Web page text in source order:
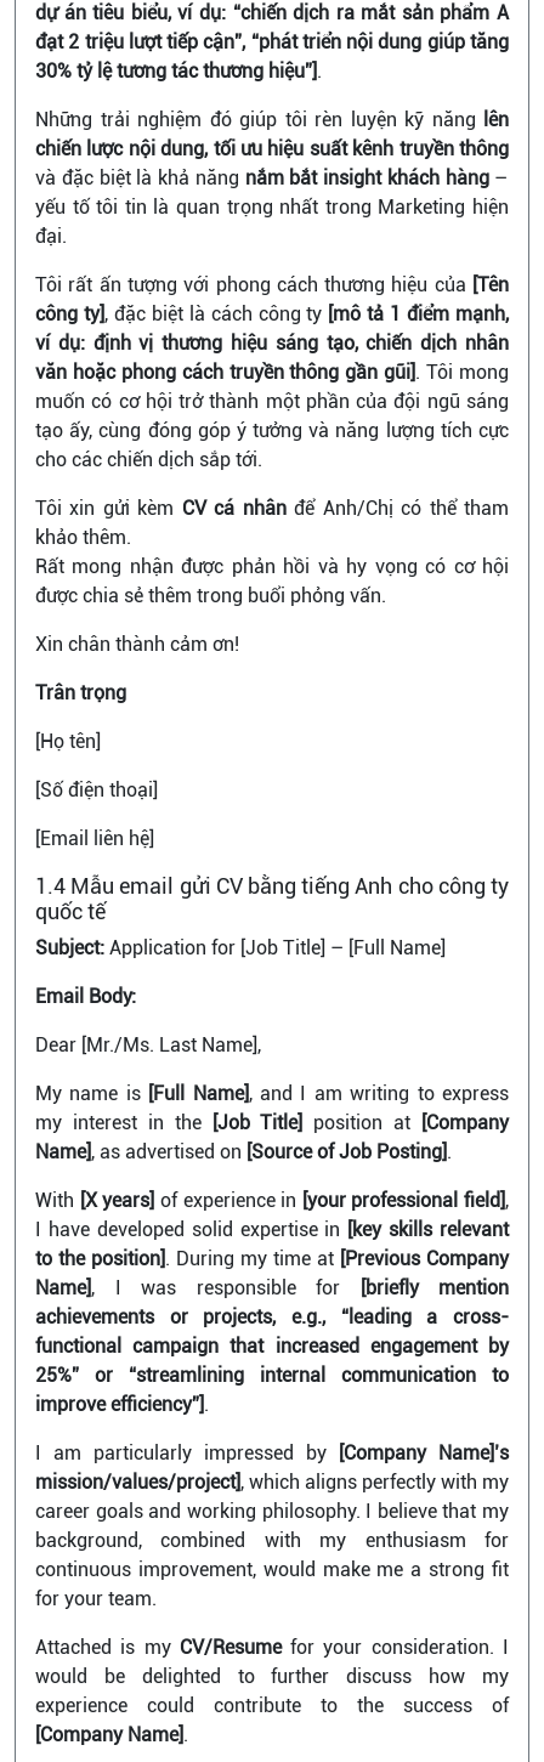
dự án tiêu biểu, ví dụ: “chiến dịch ra mắt sản phẩm A
đạt 2 triệu lượt tiếp cận”, “phát triển nội dung giúp tăng
30% tỷ lệ tương tác thương hiệu”].
Những trải nghiệm đó giúp tôi rèn luyện kỹ năng lên
chiến lược nội dung, tối ưu hiệu suất kênh truyền thông
và đặc biệt là khả năng nắm bắt insight khách hàng–
yếu tố tôi tin là quan trọng nhất trong Marketing hiện
đại.
Tôi rất ấn tượng với phong cách thương hiệu của [Tên
công ty], đặc biệt là cách công ty [mô tả 1 điểm mạnh,
ví dụ: định vị thương hiệu sáng tạo, chiến dịch nhân
văn hoặc phong cách truyền thông gần gũi]. Tôi mong
muốn có cơ hội trở thành một phần của đội ngũ sáng
tạo ấy, cùng đóng góp ý tưởng và năng lượng tích cực
cho các chiến dịch sắp tới.
Tôi xin gửi kèm CV cá nhânđể Anh/Chị có thể tham
khảo thêm.
Rất mong nhận được phản hồi và hy vọng có cơ hội
được chia sẻ thêm trong buổi phỏng vấn.
Xin chân thành cảm ơn!
Trân trọng
[Họ tên]
[Số điện thoại]
[Email liên hệ]
1.4 Mẫu email gửi CV bằng tiếng Anh cho công ty
quốc tế
Subject: Application for [Job Title] – [Full Name]
Email Body:
Dear [Mr./Ms. Last Name],
My name is [Full Name], and I am writing to express
my interest in the
[Job Title] position at
[Company
Name], as advertised on [Source of Job Posting].
With [X years] of experience in [your professional field],
I have developed solid expertise in [key skills relevant
to the position]. During my time at [Previous Company
Name], I was responsible for
[briefly mention
achievements or projects, e.g., “leading a cross-
functional campaign that increased engagement by
25%” or “streamlining internal communication to
improve efficiency”].
I am particularly impressed by
[Company Name]’s
mission/values/project], which aligns perfectly with my
career goals and working philosophy. I believe that my
background, combined with my enthusiasm for
continuous improvement, would make me a strong fit
for your team.
Attached is my CV/Resumefor your consideration. I
would be delighted to further discuss how my
experience could contribute to the success of
[Company Name].